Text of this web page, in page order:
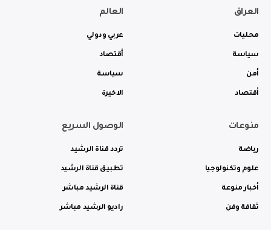
العراق
محليات
سياسة
أمن
أقتصاد
العالم
عربي ودولي
أقتصاد
سياسة
الاخيرة
منوعات
رياضة
علوم وتكنولوجيا
أخبار منوعة
ثقافة وفن
الوصول السريع
تردد قناة الرشيد
تطبيق قناة الرشيد
قناة الرشيد مباشر
راديو الرشيد مباشر